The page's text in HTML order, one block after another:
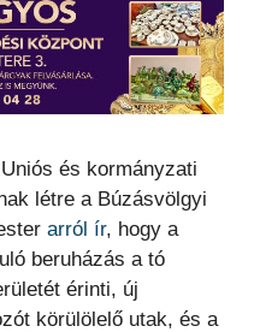
és kormányzati
létre a Búzásvölgyi
arról ír, hogy a
beruházás a tó
érinti, új
körülölelő utak, és a